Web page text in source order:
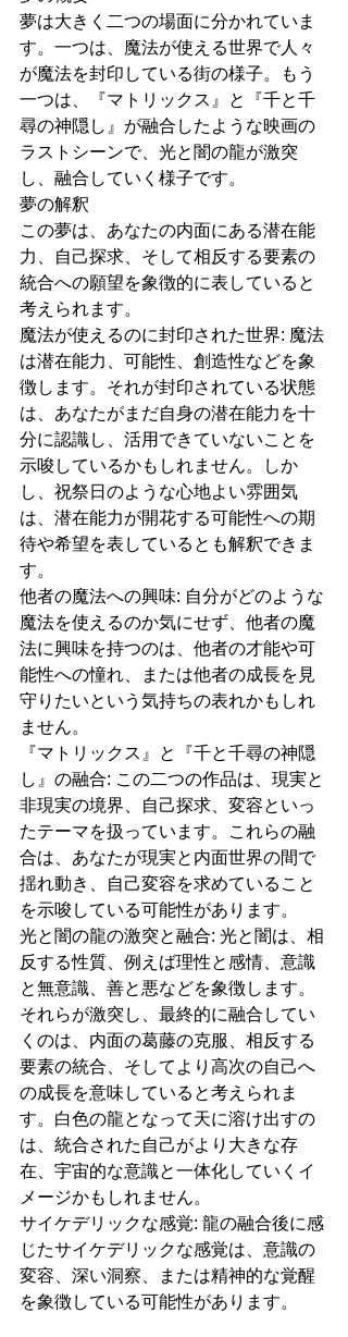
夢は大きく二つの場面に分かれていま
す。一つは、魔法が使える世界で人々
が魔法を封印している街の様子。もう
一つは、『マトリックス』と『千と千
尋の神隠し』が融合したような映画の
ラストシーンで、光と闇の龍が激突
し、融合していく様子です。
夢の解釈
この夢は、あなたの内面にある潜在能
力、自己探求、そして相反する要素の
統合への願望を象徴的に表していると
考えられます。
魔法が使えるのに封印された世界: 魔法
は潜在能力、可能性、創造性などを象
徴します。それが封印されている状態
は、あなたがまだ自身の潜在能力を十
分に認識し、活用できていないことを
示唆しているかもしれません。しか
し、祝祭日のような心地よい雰囲気
は、潜在能力が開花する可能性への期
待や希望を表しているとも解釈できま
す。
他者の魔法への興味: 自分がどのような
魔法を使えるのか気にせず、他者の魔
法に興味を持つのは、他者の才能や可
能性への憧れ、または他者の成長を見
守りたいという気持ちの表れかもしれ
ません。
『マトリックス』と『千と千尋の神隠
し』の融合: この二つの作品は、現実と
非現実の境界、自己探求、変容といっ
たテーマを扱っています。これらの融
合は、あなたが現実と内面世界の間で
揺れ動き、自己変容を求めていること
を示唆している可能性があります。
光と闇の龍の激突と融合: 光と闇は、相
反する性質、例えば理性と感情、意識
と無意識、善と悪などを象徴します。
それらが激突し、最終的に融合してい
くのは、内面の葛藤の克服、相反する
要素の統合、そしてより高次の自己へ
の成長を意味していると考えられま
す。白色の龍となって天に溶け出すの
は、統合された自己がより大きな存
在、宇宙的な意識と一体化していくイ
メージかもしれません。
サイケデリックな感覚: 龍の融合後に感
じたサイケデリックな感覚は、意識の
変容、深い洞察、または精神的な覚醒
を象徴している可能性があります。